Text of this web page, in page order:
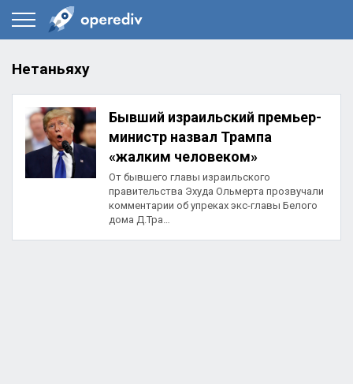
Нетаньяху
Бывший израильский премьер-
министр назвал Трампа
«жалким человеком»
От бывшего главы израильского
правительства Эхуда Ольмерта прозвучали
комментарии об упреках экс-главы Белого
дома Д.Тра…